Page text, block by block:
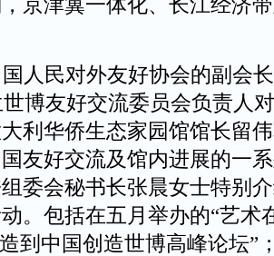
京津冀一体化、长江经济
人民对外友好协会的副会
博友好交流委员会负责人
利华侨生态家园馆馆长留
友好交流及馆内进展的一
委会秘书长张晨女士特别
。包括在五月举办的“艺术
到中国创造世博高峰论坛”